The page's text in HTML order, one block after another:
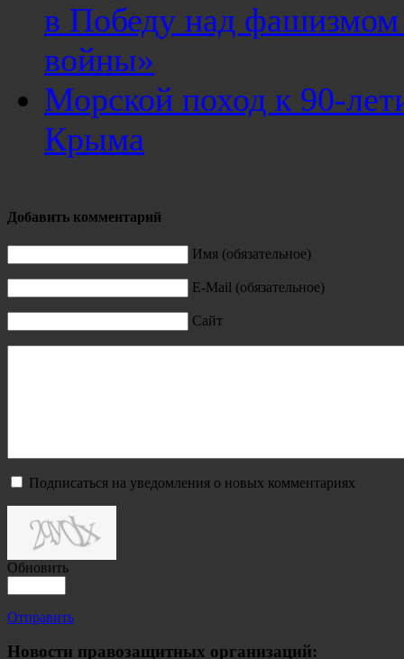
в Победу над фашизмом
войны»
Морской поход к 90-
Крыма
Добавить комментарий
Имя (обязательное)
E-Mail (обязательное)
Сайт
Подписаться на уведомления о новых комментариях
Обновить
Отправить
Новости правозащитных организаций: